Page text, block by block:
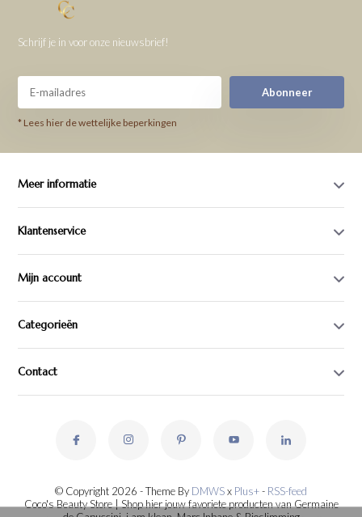
Schrijf je in voor onze nieuwsbrief!
Abonneer
* Lees hier de wettelijke beperkingen
Meer informatie
Klantenservice
Mijn account
Categorieën
Contact
© Copyright 2026 - Theme By DMWSx Plus+- RSS-feed
Coco's Beauty Store | Shop hier jouw favoriete producten van Germaine